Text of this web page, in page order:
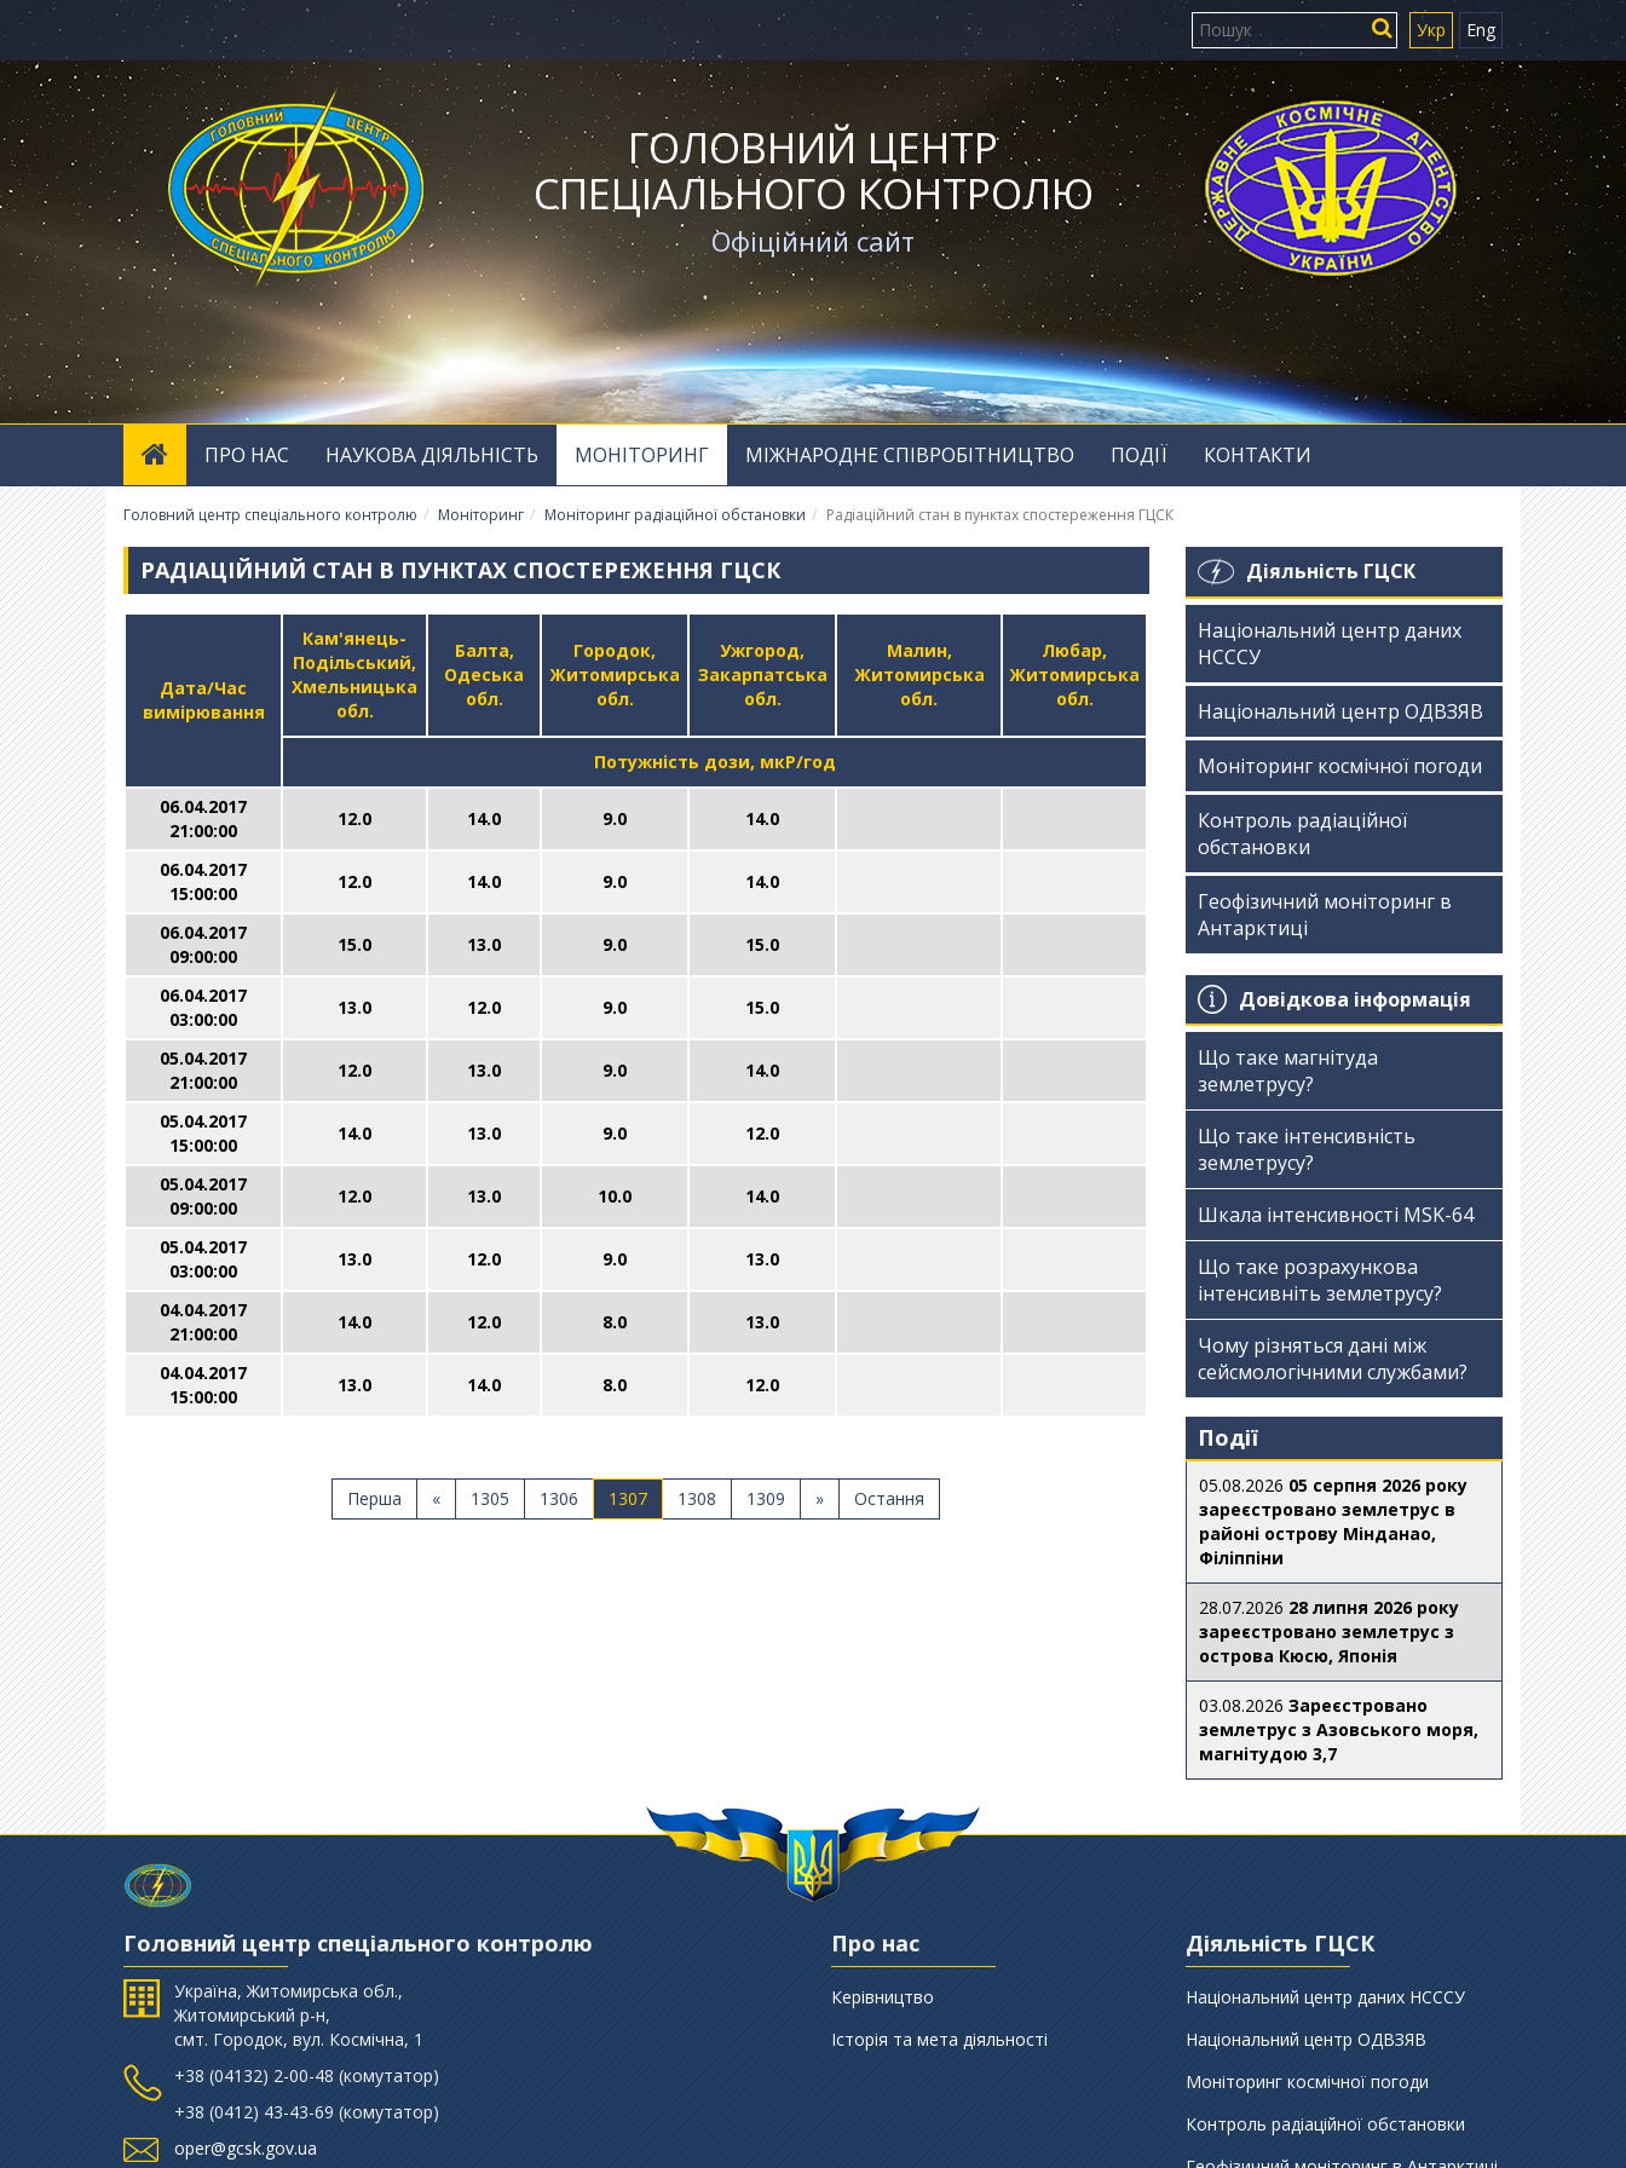
Укр Eng
ГОЛОВНИЙ ЦЕНТР
СПЕЦІАЛЬНОГО КОНТРОЛЮ
Офіційний сайт
ПРО НАС НАУКОВА ДІЯЛЬНІСТЬ МОНІТОРИНГ МІЖНАРОДНЕ СПІВРОБІТНИЦТВО ПОДІЇ КОНТАКТИ
Головний центр спеціального контролю Моніторинг Моніторинг радіаційної обстановки Радіаційний стан в пунктах спостереження ГЦСК
РАДІАЦІЙНИЙ СТАН В ПУНКТАХ СПОСТЕРЕЖЕННЯ ГЦСК
Дата/Час
вимірювання
Кам'янець-
Подільський,
Хмельницька
обл.
Балта,
Одеська
обл.
Городок,
Житомирська
обл.
Ужгород,
Закарпатська
обл.
Малин,
Житомирська
обл.
Любар,
Житомирська
обл.
Потужність дози, мкР/год
06.04.2017
21:00:00
12.0 14.0 9.0 14.0
06.04.2017
15:00:00
12.0 14.0 9.0 14.0
06.04.2017
09:00:00
15.0 13.0 9.0 15.0
06.04.2017
03:00:00
13.0 12.0 9.0 15.0
05.04.2017
21:00:00
12.0 13.0 9.0 14.0
05.04.2017
15:00:00
14.0 13.0 9.0 12.0
05.04.2017
09:00:00
12.0 13.0 10.0 14.0
05.04.2017
03:00:00
13.0 12.0 9.0 13.0
04.04.2017
21:00:00
14.0 12.0 8.0 13.0
04.04.2017
15:00:00
13.0 14.0 8.0 12.0
Перша « 1305 1306 1307 1308 1309 » Остання
Діяльність ГЦСК
Національний центр даних
НСССУ
Національний центр ОДВЗЯВ
Моніторинг космічної погоди
Контроль радіаційної
обстановки
Геофізичний моніторинг в
Антарктиці
Довідкова інформація
Що таке магнітуда
землетрусу?
Що таке інтенсивність
землетрусу?
Шкала інтенсивності МSK-64
Що таке розрахункова
інтенсивніть землетрусу?
Чому різняться дані між
сейсмологічними службами?
Події
05.08.2026 05 серпня 2026 року
зареєстровано землетрус в
районі острову Мінданао,
Філіппіни
28.07.2026 28 липня 2026 року
зареєстровано землетрус з
острова Кюсю, Японія
03.08.2026 Зареєстровано
землетрус з Азовського моря,
магнітудою 3,7
Головний центр спеціального контролю
Україна, Житомирська обл.,
Житомирський р-н,
смт. Городок, вул. Космічна, 1
+38 (‎04132) 2-00-48 (комутатор)
+38 (0412) 43-43-69 (комутатор)
oper@gcsk.gov.ua
Про нас
Керівництво
Історія та мета діяльності
Діяльність ГЦСК
Національний центр даних НСССУ
Національний центр ОДВЗЯВ
Моніторинг космічної погоди
Контроль радіаційної обстановки